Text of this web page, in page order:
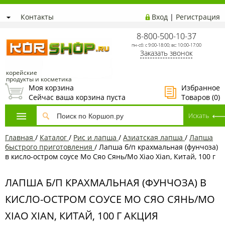
Контакты Вход | Регистрация
корейские
продукты и косметика
8-800-500-10-37
пн-сб: с 9:00-18:00; вс: 10:00-17:00
Заказать звонок
Избранное
Товаров (0)
Моя корзина
Сейчас ваша корзина пуста
Главная / Каталог / Рис и лапша / Азиатская лапша / Лапша
быстрого приготовления / Лапша б/п крахмальная (фунчоза)
в кисло-остром соусе Мо Сяо Сянь/Mo Xiao Xian, Китай, 100 г
ЛАПША Б/П КРАХМАЛЬНАЯ (ФУНЧОЗА) В
КИСЛО-ОСТРОМ СОУСЕ МО СЯО СЯНЬ/MO
XIAO XIAN, КИТАЙ, 100 Г АКЦИЯ